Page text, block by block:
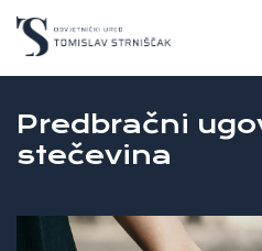
Predbračni
stečevina